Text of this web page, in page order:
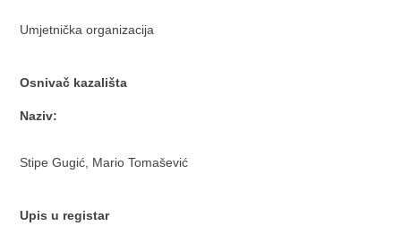
Umjetnička organizacija
Osnivač kazališta
Naziv:
Stipe Gugić, Mario Tomašević
Upis u registar